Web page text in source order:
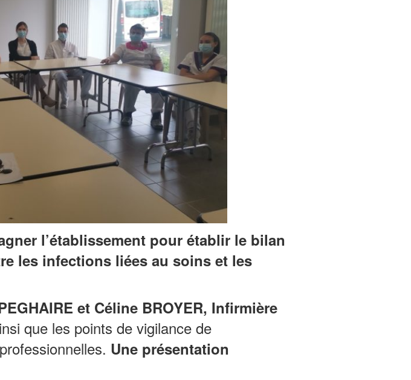
l’établissement pour établir le bilan
les infections liées au soins et les
et Céline BROYER, Infirmière
que les points de vigilance de
Une présentation